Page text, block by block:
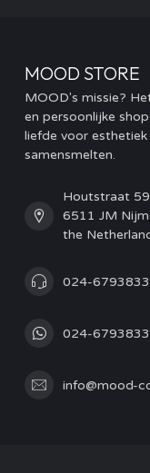
MOOD STORE
MOOD's missie?
en persoonlijke
liefde voor
samensmelten.
Houtstraat 59
6511 JM
the
024-6793833
024-6793833
info@mood-